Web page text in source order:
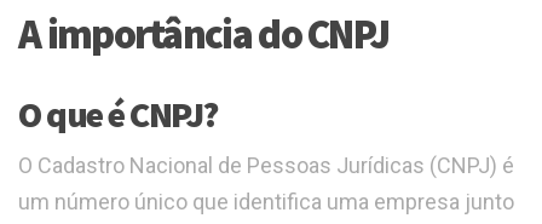
A importância do CNPJ
O que é CNPJ?
O Cadastro Nacional de Pessoas Jurídicas (CNPJ) é
um número único que identifica uma empresa junto